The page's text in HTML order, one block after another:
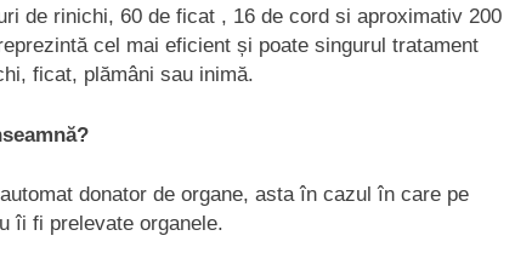
de rinichi, 60 de ficat , 16 de cord si aproximativ 200
cel mai eficient și poate singurul tratament
ficat, plămâni sau inimă.
donator de organe, asta în cazul în care pe
îi fi prelevate organele.